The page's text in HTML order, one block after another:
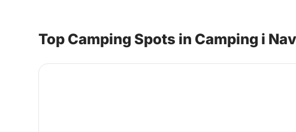
Top Camping Spots in Camping i